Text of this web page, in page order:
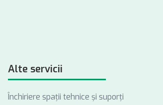
Alte servicii
Închiriere spații tehnice și suporți